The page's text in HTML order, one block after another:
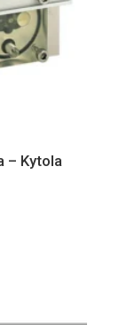
– Kytola